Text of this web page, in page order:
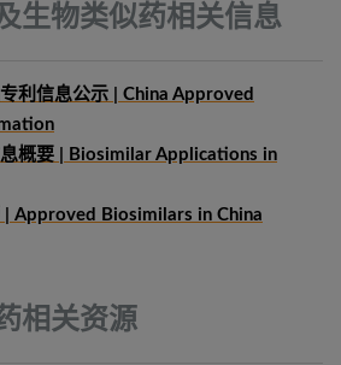
生物类似药相关信息
利信息公示 | China Approved
概要 | Biosimilar Applications in
| Approved Biosimilars in China
相关资源